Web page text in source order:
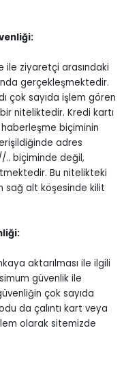
ile ziyaretçi arasındaki
gerçekleşmektedir.
çok sayıda işlem gören
niteliktedir. Kredi kartı
biçiminin
adres
biçiminde değil,
Bu nitelikteki
sağ alt köşesinde kilit
aktarılması ile ilgili
güvenlik ile
çok sayıda
da çalıntı kart veya
olarak sitemizde